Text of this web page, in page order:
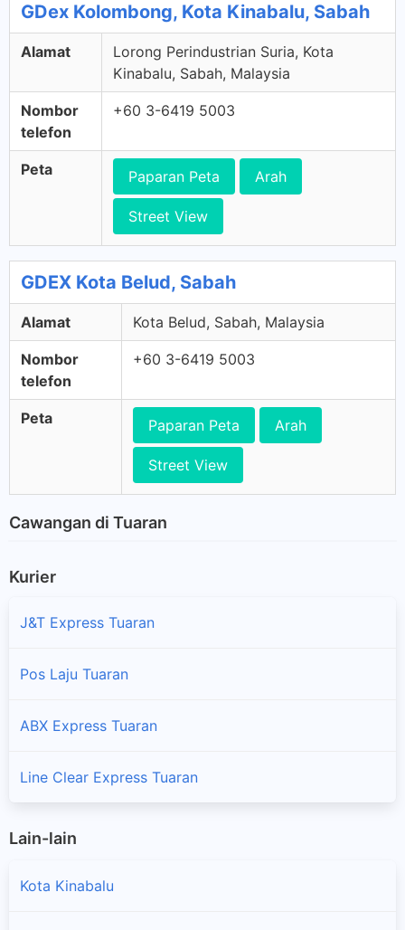
GDex Kolombong, Kota Kinabalu, Sabah
Alamat
Lorong Perindustrian Suria, Kota
Kinabalu, Sabah, Malaysia
Nombor
telefon
+60 3-6419 5003
Peta Paparan Peta Arah
Street View
GDEX Kota Belud, Sabah
Alamat Kota Belud, Sabah, Malaysia
Nombor
telefon
+60 3-6419 5003
Peta Paparan Peta Arah
Street View
Cawangan di Tuaran
Kurier
J&T Express Tuaran
Pos Laju Tuaran
ABX Express Tuaran
Line Clear Express Tuaran
Lain-lain
Kota Kinabalu